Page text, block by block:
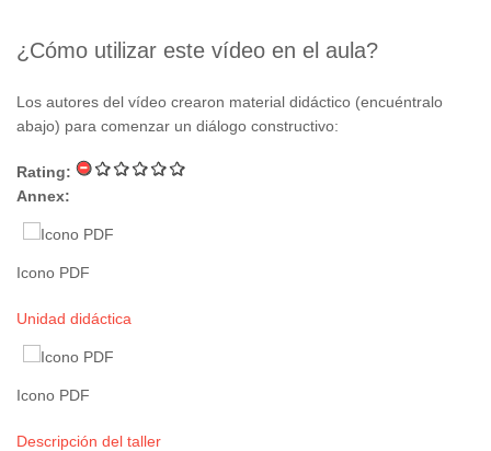
¿Cómo utilizar este vídeo en el aula?
Los autores del vídeo crearon material didáctico (encuéntralo
abajo) para comenzar un diálogo constructivo:
Rating:
Annex:
Icono PDF
Unidad didáctica
Icono PDF
Descripción del taller